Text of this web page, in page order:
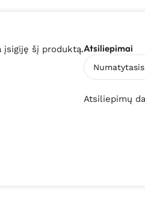
Atsiliepimai
Atsiliepimų
įsigiję šį produktą.